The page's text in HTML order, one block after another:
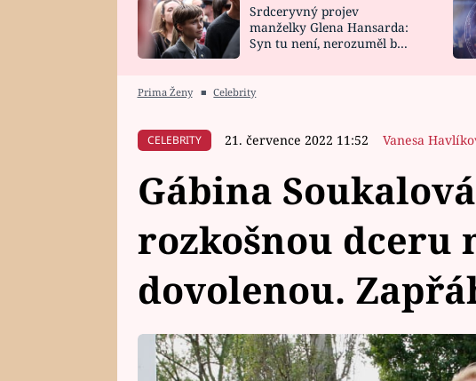
HOROSKOP NA
CELEBRITY
VAŘENÍ
Srdceryvný projev
manželky Glena Hansarda:
Syn tu není, nerozuměl by
Prima Ženy ■ Celebrity
CELEBRITY 21. července 2022 11:52 Vanesa
Gábina
rozkošnou dceru
dovolenou.